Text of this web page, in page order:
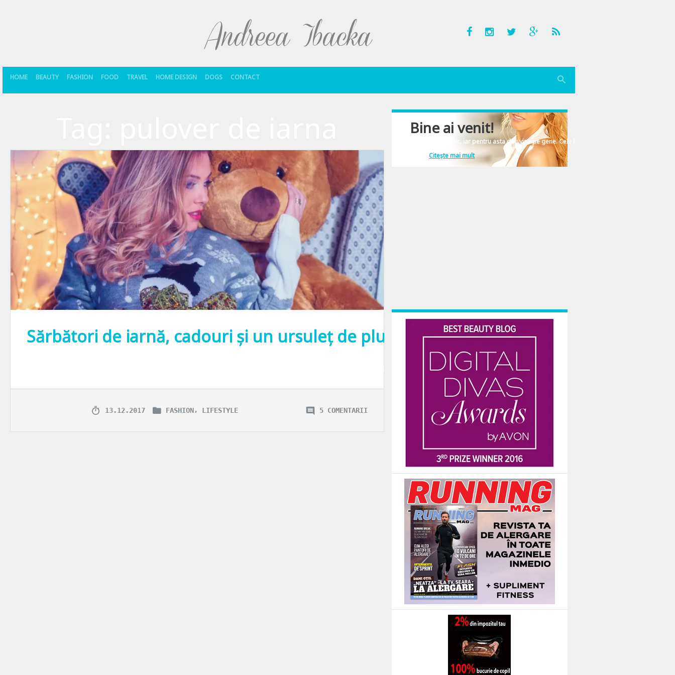
HOME BEAUTY FASHION FOOD TRAVEL HOME DESIGN DOGS CONTACT
Sărbători de iarnă, cadouri și un ursuleț de pluș.
Impropriu spus ”ursuleț”, știu. Din fotografiile ce urmează ne privește blând câta mai plușul… Genul de jucărie gigantică după care orice copil tânjește, măcar o dată în viață. Pe principiul ”mai bine mai târziu decât
13.12.2017 FASHION, LIFESTYLE 5 COMENTARII
Bine ai venit!
Îmi place să comunic, iar pentru asta dau vina pe gene. Cele înscrise în ADN-ul femeiesc.
Citește mai mult